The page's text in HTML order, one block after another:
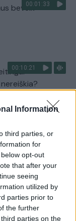
Information
third parties, or
for
opt-out
that after your
seeing
utilized by
parties prior to
the further
parties on the
00:01:33
beveik
00:10:21
00:00:30
dviejų moterų ir